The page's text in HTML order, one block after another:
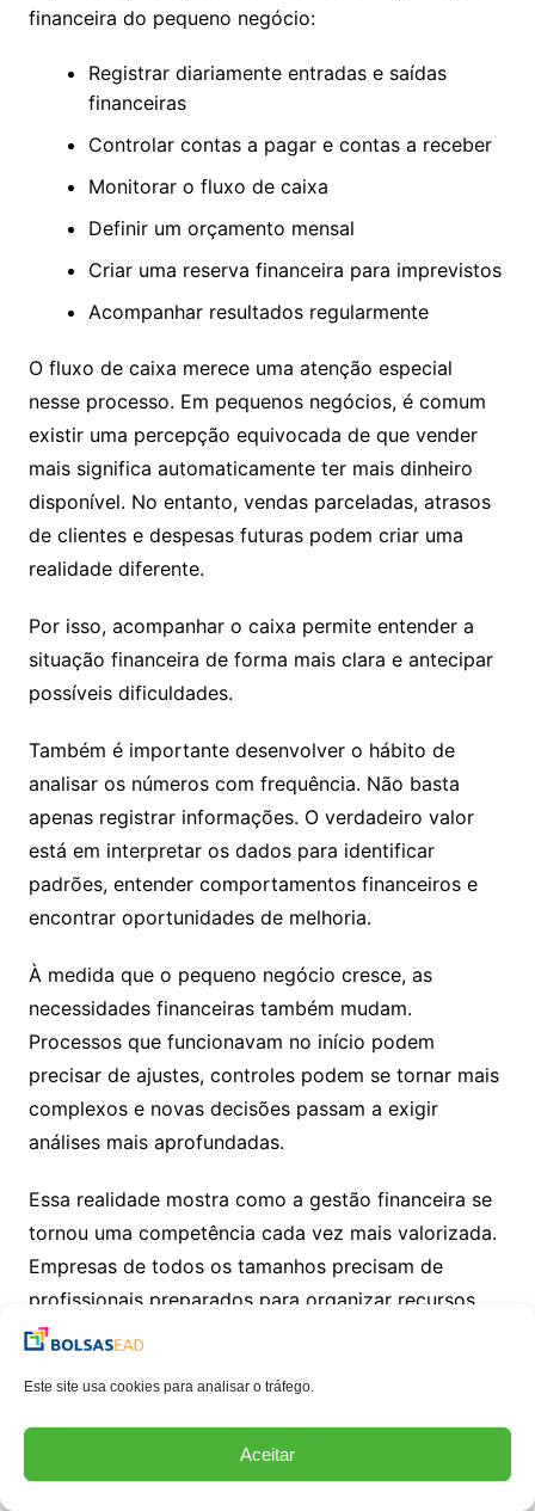
Este site usa cookies para analisar o tráfego.
Aceitar
financeira do pequeno negócio:
Registrar diariamente entradas e saídas
financeiras
Controlar contas a pagar e contas a receber
Monitorar o fluxo de caixa
Definir um orçamento mensal
Criar uma reserva financeira para imprevistos
Acompanhar resultados regularmente
O fluxo de caixa merece uma atenção especial
nesse processo. Em pequenos negócios, é comum
existir uma percepção equivocada de que vender
mais significa automaticamente ter mais dinheiro
disponível. No entanto, vendas parceladas, atrasos
de clientes e despesas futuras podem criar uma
realidade diferente.
Por isso, acompanhar o caixa permite entender a
situação financeira de forma mais clara e antecipar
possíveis dificuldades.
Também é importante desenvolver o hábito de
analisar os números com frequência. Não basta
apenas registrar informações. O verdadeiro valor
está em interpretar os dados para identificar
padrões, entender comportamentos financeiros e
encontrar oportunidades de melhoria.
À medida que o pequeno negócio cresce, as
necessidades financeiras também mudam.
Processos que funcionavam no início podem
precisar de ajustes, controles podem se tornar mais
complexos e novas decisões passam a exigir
análises mais aprofundadas.
Essa realidade mostra como a gestão financeira se
tornou uma competência cada vez mais valorizada.
Empresas de todos os tamanhos precisam de
profissionais preparados para organizar recursos,
interpretar indicadores e contribuir para um
graduação na área, esse conhecimento abre
possibilidades de atuação em diferentes mercados
e desafios empresariais.